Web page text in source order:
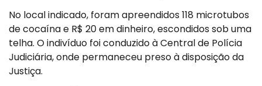
No local indicado, foram apreendidos 118 microtubos
de cocaína e R$ 20 em dinheiro, escondidos sob uma
telha. O indivíduo foi conduzido à Central de Polícia
Judiciária, onde permaneceu preso à disposição da
Justiça.